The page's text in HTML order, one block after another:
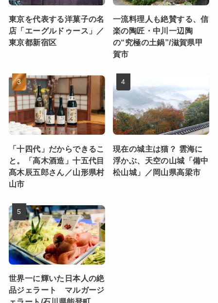
東京を代表する洋菓子の名
店「エーグルドゥース」／
東京都新宿区
一流料理人も絶賛する、信
楽の陶匠・中川一辺陶
の“究極の土鍋”/滋賀県甲
賀市
「十四代」だからできるこ
と。「高木酒造」十五代目
髙木辰五郎さん／山形県村
山市
現在の城主は猫？ 雲海に
浮かぶ、天空の山城「備中
松山城」／岡山県高梁市
世界一に輝いた日本人の絶
品ジェラート マルガージ